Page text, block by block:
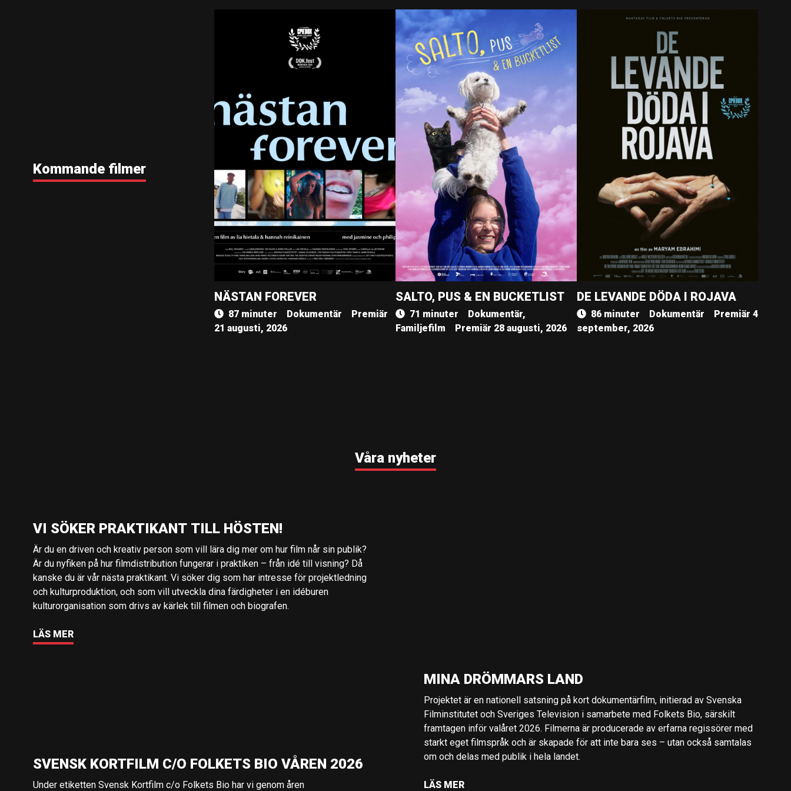
Kommande filmer
NÄSTAN FOREVER
87 minuter Dokumentär
Premiär
21 augusti, 2026
SALTO, PUS & EN BUCKETLIST
71 minuter
Dokumentär,
Familjefilm
Premiär 28 augusti, 2026
DE LEVANDE DÖDA I ROJAVA
86 minuter Dokumentär
Premiär 4
september, 2026
Våra nyheter
VI SÖKER PRAKTIKANT TILL HÖSTEN!
Är du en driven och kreativ person som vill lära dig mer om hur film når sin publik?
Är du nyfiken på hur filmdistribution fungerar i praktiken – från idé till visning? Då
kanske du är vår nästa praktikant. Vi söker dig som har intresse för projektledning
och kulturproduktion, och som vill utveckla dina färdigheter i en idéburen
kulturorganisation som drivs av kärlek till filmen och biografen.
LÄS MER
MINA DRÖMMARS LAND
Projektet är en nationell satsning på kort dokumentärfilm, initierad av Svenska
Filminstitutet och Sveriges Television i samarbete med Folkets Bio, särskilt
framtagen inför valåret 2026. Filmerna är producerade av erfarna regissörer med
starkt eget filmspråk och är skapade för att inte bara ses – utan också samtalas
om och delas med publik i hela landet.
LÄS MER
SVENSK KORTFILM C/O FOLKETS BIO VÅREN 2026
Under etiketten Svensk Kortfilm c/o Folkets Bio har vi genom åren